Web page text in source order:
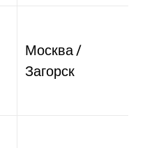
Москва /
Загорск